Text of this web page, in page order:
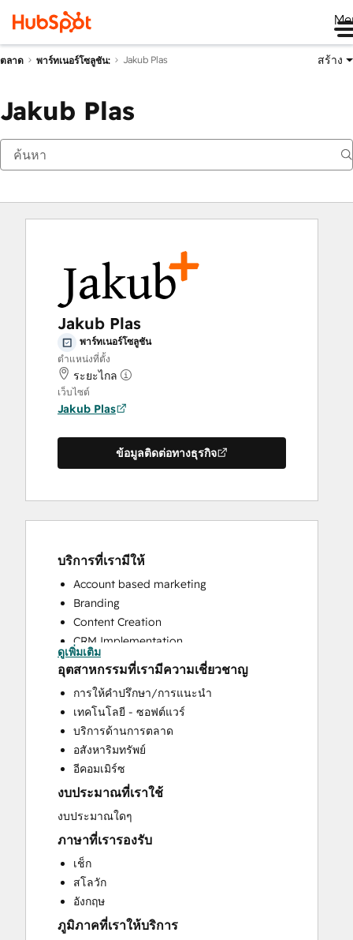
ตลาด พาร์ทเนอร์โซลูชัน: Jakub Plas สร้าง
Jakub Plas
Jakub Plas
พาร์ทเนอร์โซลูชัน
ตำแหน่งที่ตั้ง
ระยะไกล
เว็บไซต์
Jakub Plas
ข้อมูลติดต่อทางธุรกิจ
บริการที่เรามีให้
Account based marketing
Branding
Content Creation
CRM Implementation
CRM Migration
Email Marketing
HubSpot Onboarding
Sales and Marketing Alignment
Sales Enablement
Website Design
Website Development
Website Migration
ดูเพิ่มเติม
อุตสาหกรรมที่เรามีความเชี่ยวชาญ
การให้คำปรึกษา/การแนะนำ
เทคโนโลยี - ซอฟต์แวร์
บริการด้านการตลาด
อสังหาริมทรัพย์
อีคอมเมิร์ซ
งบประมาณที่เราใช้
งบประมาณใดๆ
ภาษาที่เรารองรับ
เช็ก
สโลวัก
อังกฤษ
ภูมิภาคที่เราให้บริการ